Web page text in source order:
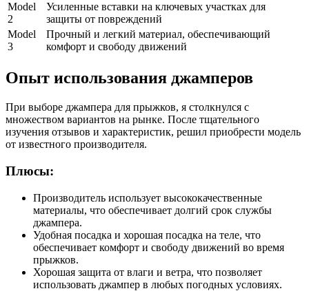
Model
2
Усиленные вставки на ключевых участках для
защиты от повреждений
Model
3
Прочный и легкий материал, обеспечивающий
комфорт и свободу движений
Опыт использования джамперов
При выборе джампера для прыжков, я столкнулся с
множеством вариантов на рынке. После тщательного
изучения отзывов и характеристик, решил приобрести модель
от известного производителя.
Плюсы:
Производитель использует высококачественные
материалы, что обеспечивает долгий срок службы
джампера.
Удобная посадка и хорошая посадка на теле, что
обеспечивает комфорт и свободу движений во время
прыжков.
Хорошая защита от влаги и ветра, что позволяет
использовать джампер в любых погодных условиях.